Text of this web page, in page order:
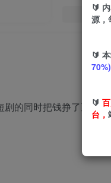
的同时把钱挣了》
🔰
源，
🔰
70%)
🔰
台，